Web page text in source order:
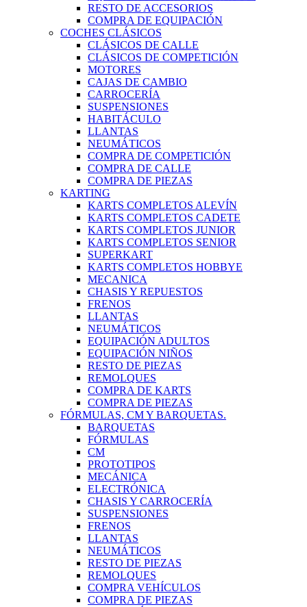
RESTO DE ACCESORIOS
COMPRA DE EQUIPACIÓN
COCHES CLÁSICOS
CLÁSICOS DE CALLE
CLÁSICOS DE COMPETICIÓN
MOTORES
CAJAS DE CAMBIO
CARROCERÍA
SUSPENSIONES
HABITÁCULO
LLANTAS
NEUMÁTICOS
COMPRA DE COMPETICIÓN
COMPRA DE CALLE
COMPRA DE PIEZAS
KARTING
KARTS COMPLETOS ALEVÍN
KARTS COMPLETOS CADETE
KARTS COMPLETOS JUNIOR
KARTS COMPLETOS SENIOR
SUPERKART
KARTS COMPLETOS HOBBYE
MECANICA
CHASIS Y REPUESTOS
FRENOS
LLANTAS
NEUMÁTICOS
EQUIPACIÓN ADULTOS
EQUIPACIÓN NIÑOS
RESTO DE PIEZAS
REMOLQUES
COMPRA DE KARTS
COMPRA DE PIEZAS
FÓRMULAS, CM Y BARQUETAS.
BARQUETAS
FÓRMULAS
CM
PROTOTIPOS
MECÁNICA
ELECTRÓNICA
CHASIS Y CARROCERÍA
SUSPENSIONES
FRENOS
LLANTAS
NEUMÁTICOS
RESTO DE PIEZAS
REMOLQUES
COMPRA VEHÍCULOS
COMPRA DE PIEZAS